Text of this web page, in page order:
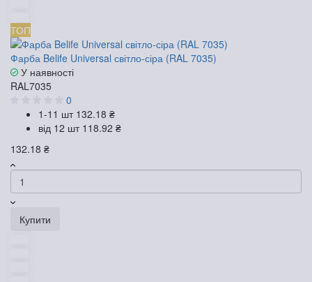
ТОП
Фарба Belife Universal світло-сіра (RAL 7035)
У наявності
RAL7035
0
1-11 шт 132.18 ₴
від 12 шт 118.92 ₴
132.18 ₴
Купити